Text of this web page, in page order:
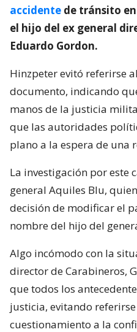
accidente de tránsito
el hijo del ex general
Eduardo Gordon.
Hinzpeter evitó referirse
documento, indicando
manos de la justicia
que las autoridades
plano a la espera de una
La investigación por este
general Aquiles Blu,
decisión de modificar el
nombre del hijo del
Algo incómodo con la
director de Carabineros,
que todos los
justicia, evitando
cuestionamiento a la